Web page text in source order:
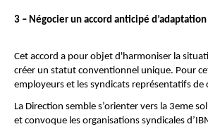
3 – Négocier un accord anticipé d’adaptation
Cet accord a pour objet d'harmoniser la
créer un statut conventionnel unique. Pour
employeurs et les syndicats représentatifs de
La Direction semble s’orienter vers la 3eme
et convoque les organisations syndicales